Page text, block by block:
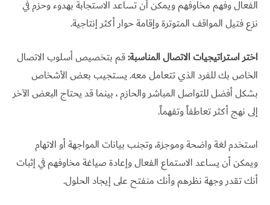
الفعال وفهم مخاوفهم ويمكن أن تساعد الاستجابة بهدوء وحزم في
نزع فتيل المواقف المتوترة وإقامة حوار أكثر إنتاجية.
اختر استراتيجيات الاتصال المناسبة:قم بتخصيص أسلوب الاتصال
الخاص بك للفرد الذي تتعامل معه. يستجيب بعض الأشخاص
بشكل أفضل للتواصل المباشر والحازم ، بينما قد يحتاج البعض الآخر
إلى نهج أكثر تعاطفاً وتفهماً.
استخدم لغة واضحة وموجزة، وتجنب بيانات المواجهة أو الاتهام
ويمكن أن يساعد الاستماع الفعال وإعادة صياغة مخاوفهم في إثبات
أنك تقدر وجهة نظرهم وأنك منفتح على إيجاد الحلول.